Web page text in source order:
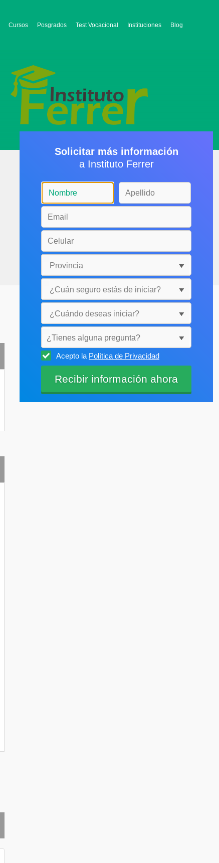
Cursos Posgrados Test Vocacional Instituciones Blog
Solicitar más información
a Instituto Ferrer
¿Tienes alguna pregunta?
Selecciónala
Acepto la Política de Privacidad